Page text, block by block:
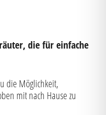
die für einfache
die Möglichkeit,
mit nach Hause zu